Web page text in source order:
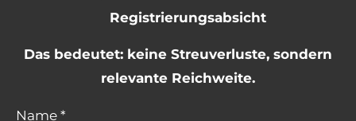
Registrierungsabsicht
Das bedeutet: keine Streuverluste, sondern
relevante Reichweite.
Name *